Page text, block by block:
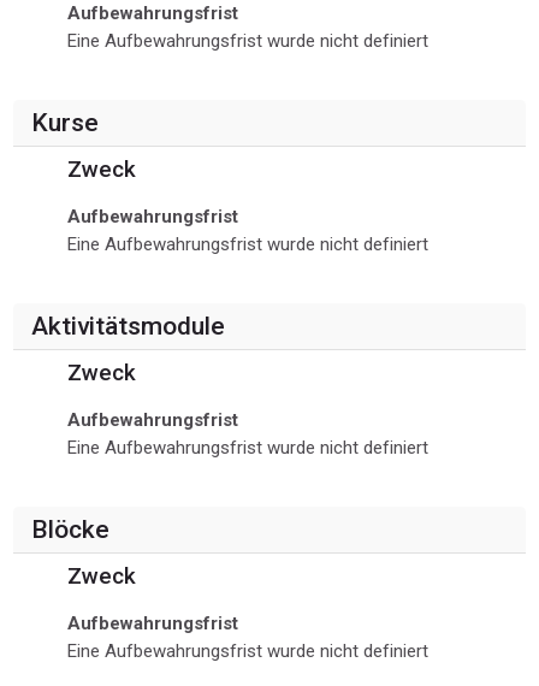
Aufbewahrungsfrist
Eine Aufbewahrungsfrist wurde nicht definiert
Kurse
Zweck
Aufbewahrungsfrist
Eine Aufbewahrungsfrist wurde nicht definiert
Aktivitätsmodule
Zweck
Aufbewahrungsfrist
Eine Aufbewahrungsfrist wurde nicht definiert
Blöcke
Zweck
Aufbewahrungsfrist
Eine Aufbewahrungsfrist wurde nicht definiert